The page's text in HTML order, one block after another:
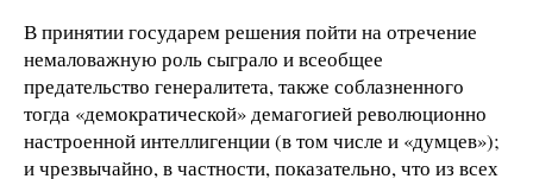
В принятии государем решения пойти на отречение
немаловажную роль сыграло и всеобщее
предательство генералитета, также соблазненного
тогда «демократической» демагогией революционно
настроенной интеллигенции (в том числе и «думцев»);
и чрезвычайно, в частности, показательно, что из всех